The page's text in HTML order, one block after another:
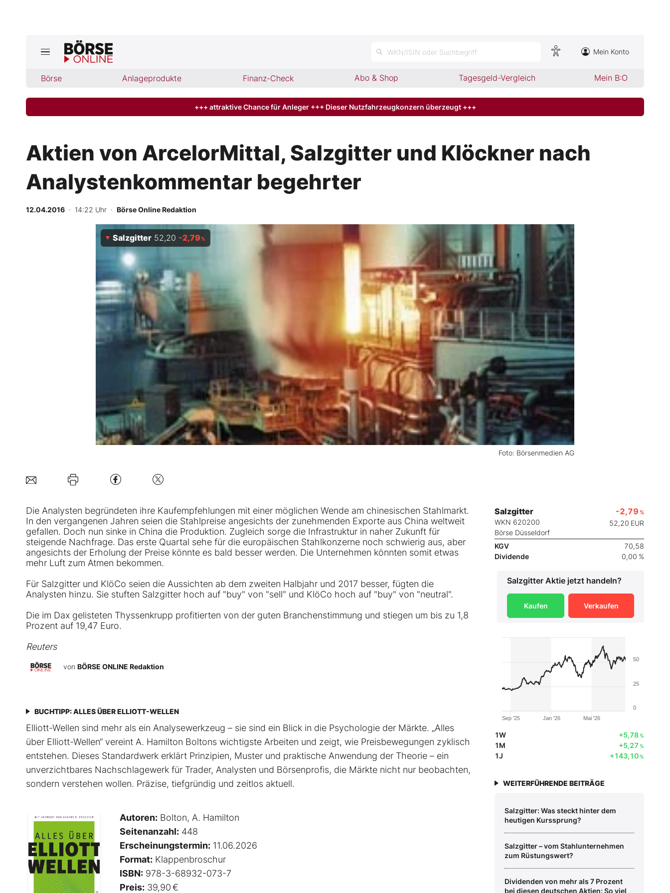
WKN/ISIN oder Suchbegriff Mein Konto
Börse Anlageprodukte Finanz-Check Abo & Shop Tagesgeld-Vergleich Mein B:O
Börse
Abo & Shop
BO-Musterdepots
Experten
Mein B:O
Mein Konto
Folgen Sie uns
Kontakt
+++ attraktive Chance für Anleger +++ Dieser Nutzfahrzeugkonzern überzeugt +++
Aktien von ArcelorMittal, Salzgitter und Klöckner nach
Analystenkommentar begehrter
12.04.2016 · 14:22 Uhr · Börse Online Redaktion
Foto: Börsenmedien AG
Salzgitter 52,20 -2,79%
Die Analysten begründeten ihre Kaufempfehlungen mit einer möglichen Wende am chinesischen Stahlmarkt.
In den vergangenen Jahren seien die Stahlpreise angesichts der zunehmenden Exporte aus China weltweit
gefallen. Doch nun sinke in China die Produktion. Zugleich sorge die Infrastruktur in naher Zukunft für
steigende Nachfrage. Das erste Quartal sehe für die europäischen Stahlkonzerne noch schwierig aus, aber
angesichts der Erholung der Preise könnte es bald besser werden. Die Unternehmen könnten somit etwas
mehr Luft zum Atmen bekommen.
Für Salzgitter und KlöCo seien die Aussichten ab dem zweiten Halbjahr und 2017 besser, fügten die
Analysten hinzu. Sie stuften Salzgitter hoch auf "buy" von "sell" und KlöCo hoch auf "buy" von "neutral".
Die im Dax gelisteten Thyssenkrupp profitierten von der guten Branchenstimmung und stiegen um bis zu 1,8
Prozent auf 19,47 Euro.
Reuters
von BÖRSE ONLINE Redaktion
BUCHTIPP: ALLES ÜBER ELLIOTT-WELLEN
Elliott-Wellen sind mehr als ein Analysewerkzeug – sie sind ein Blick in die Psychologie der Märkte. „Alles
über Elliott-Wellen“ vereint A. Hamilton Boltons wichtigste Arbeiten und zeigt, wie Preisbewegungen zyklisch
entstehen. Dieses Standardwerk erklärt Prinzipien, Muster und praktische Anwendung der Theorie – ein
unverzichtbares Nachschlagewerk für Trader, Analysten und Börsenprofis, die Märkte nicht nur beobachten,
sondern verstehen wollen. Präzise, tiefgründig und zeitlos aktuell.
Autoren: Bolton, A. Hamilton
Seitenanzahl: 448
Erscheinungstermin: 11.06.2026
Format: Klappenbroschur
ISBN: 978-3-68932-073-7
Preis: 39,90 €
Salzgitter
WKN 620200
Börse Düsseldorf
-2,79 %
52,20 EUR
KGV
70,58
Dividende
0,00 %
Salzgitter Aktie jetzt handeln?
Kaufen Verkaufen
Jan '26
Sep '25 Mai '26
0
25
50
1W +5,78%
1M +5,27 %
1J +143,10%
WEITERFÜHRENDE BEITRÄGE
Salzgitter: Was steckt hinter dem
heutigen Kurssprung?
Salzgitter – vom Stahlunternehmen
zum Rüstungswert?
Dividenden von mehr als 7 Prozent
bei diesen deutschen Aktien: So viel